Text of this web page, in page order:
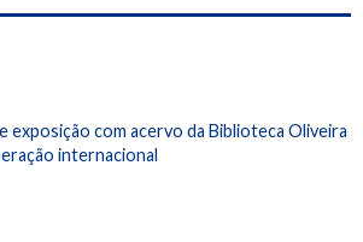
exposição com acervo da Biblioteca Oliveira
internacional